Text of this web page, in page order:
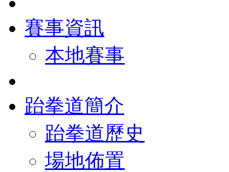
賽事資訊
本地賽事
跆拳道簡介
跆拳道歷史
場地佈置